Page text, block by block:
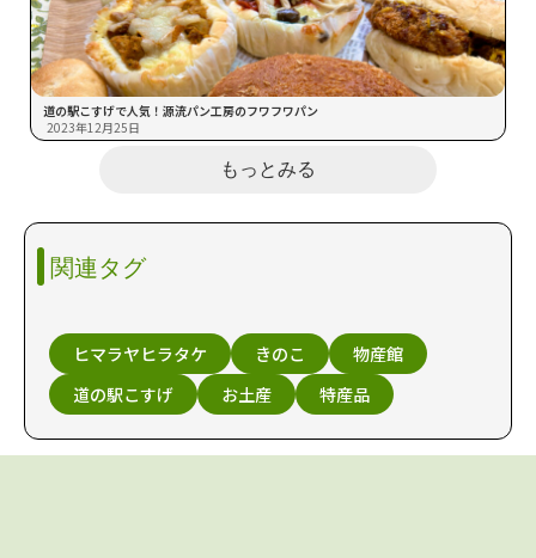
道の駅こすげで人気！源流パン工房のフワフワパン
2023年12月25日
もっとみる
関連タグ
ヒマラヤヒラタケ きのこ
物産館
道の駅こすげ
お土産 特産品